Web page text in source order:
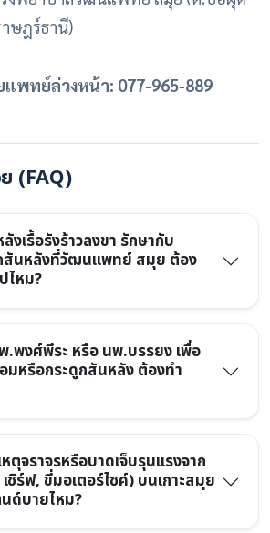
าษฎร์ธานี)
แพทย์ล่วงหน้า: 077-965-889
(FAQ)
งเรื้อรังร้าวลงขา รักษากับ
นหลังที่วัฒนแพทย์ สมุย ต้อง
ไหม?
.พงศ์พีระ หรือ นพ.บรรยง เพื่อ
มหรือกระดูกสันหลัง ต้องทำ
จราจรหรือบาดเจ็บรุนแรงจาก
ซิร์ฟ, ขี่มอเตอร์ไซค์) บนเกาะสมุย
ด์บายไหม?